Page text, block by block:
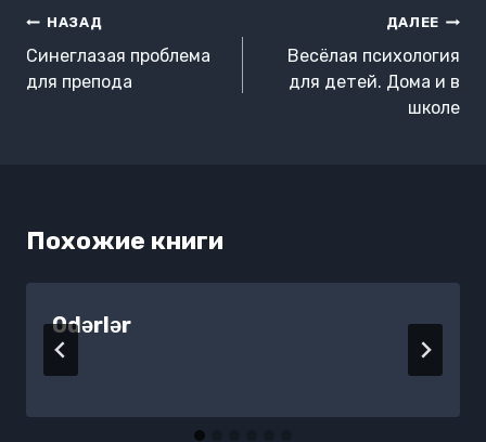
Навигация
по
записям
НАЗАД
Синеглазая проблема
для препода
ДАЛЕЕ
Весёлая психология
для детей. Дома и в
школе
Похожие книги
Odərlər